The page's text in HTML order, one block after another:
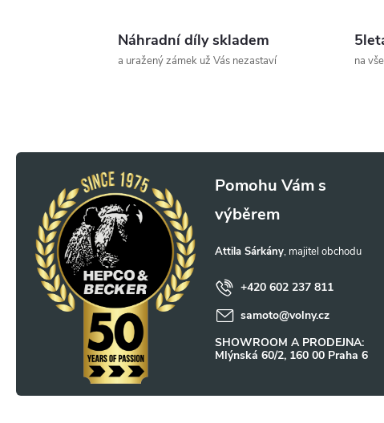
a
c
í
p
r
v
Náhradní díly skladem
a uražený zámek už Vás nezastaví na
Attila Sárkány
+420 602 237 811
samoto@volny.cz
SHOWROOM A PRODEJNA:
Mlýnská 60/2, 160 00 Praha 6